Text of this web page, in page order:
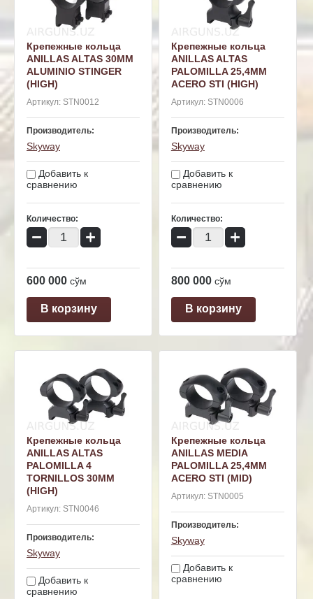
Крепежные кольца
ANILLAS ALTAS 30MM
ALUMINIO STINGER
(HIGH)
Артикул: STN0012
Производитель:
Skyway
Добавить к
сравнению
Количество:
− +
600 000 сўм
В корзину
Крепежные кольца
ANILLAS ALTAS
PALOMILLA 25,4MM
ACERO STI (HIGH)
Артикул:STN0006
Производитель:
Skyway
Добавить к
сравнению
Количество:
− +
800 000 сўм
В корзину
Крепежные кольца
ANILLAS ALTAS
PALOMILLA 4
TORNILLOS 30MM
(HIGH)
Артикул: STN0046
Производитель:
Skyway
Добавить к
сравнению
Крепежные кольца
ANILLAS MEDIA
PALOMILLA 25,4MM
ACERO STI (MID)
Артикул:STN0005
Производитель:
Skyway
Добавить к
сравнению